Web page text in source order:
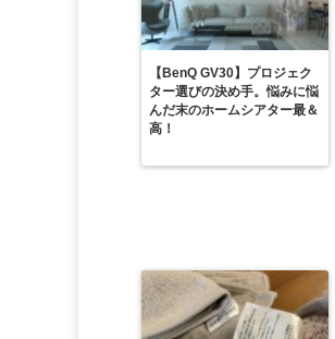
【BenQ GV30】プロジェク
ター選びの決め手。悩みに悩
んだ末のホームシアター最＆
高！